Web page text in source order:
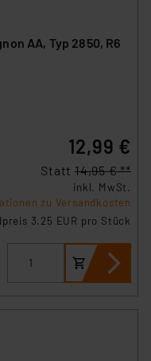
AA, Typ 2850, R6
12,99 €
Statt 14,95 € **
inkl. MwSt.
zu Versandkosten
3.25 EUR pro Stück